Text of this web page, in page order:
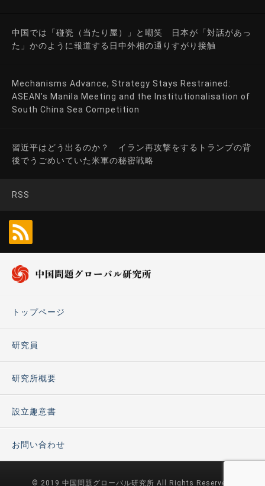
中国では「碰瓷（当たり屋）」と嘲笑 日本が「対話があっ
た」かのように報道する日中外相の通りすがり接触
Mechanisms Advance, Strategy Stays Restrained:
ASEAN’s Manila Meeting and the Institutionalisation of
South China Sea Competition
習近平はどう出るのか？ イラン再攻撃をするトランプの背
後でうごめいていた米軍の秘密戦略
RSS
トップページ
研究員
研究所概要
設立趣意書
お問い合わせ
© 2019 中国問題グローバル研究所 All Rights Reserved.